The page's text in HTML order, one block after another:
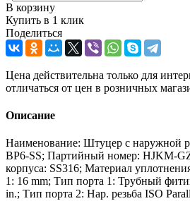
В корзину
Купить в 1 клик
Поделиться
Цена действительна только для
отличаться от цен в розничных
Описание
Наименование: Штуцер с наружной
BP6-SS; Партийный номер: HJKM-
корпуса: SS316; Материал
1: 16 mm; Тип порта 1: Трубный
in.; Тип порта 2: Нар. резьба ISO